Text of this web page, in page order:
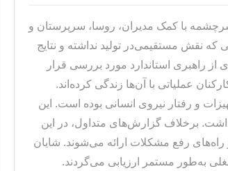
از طریق بازرسی فرایند” از سال ۱۳۹۴ در مجتمع سرچشمه با کمک مدیران، روسا، سرپرستان و
نقش مستقیمی‌در تولید نداشته و نتایج
دنیا است، عوامل دوری از راهبری استاندارد مورد بررسی قرار
عملیاتی با آن‌ها زندگی کرده‌اند.
و رفتار نیروی انسانی بوده است. این
برخلاف گزارش‌های متداول، در این
رفع مشکلات ارائه می‌شوند. شایان
به‌طور مستمر ارزیابی می‌گردند.